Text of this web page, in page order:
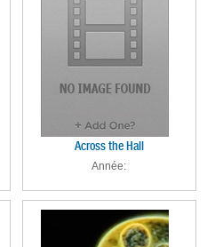
Across the Hall
Année: